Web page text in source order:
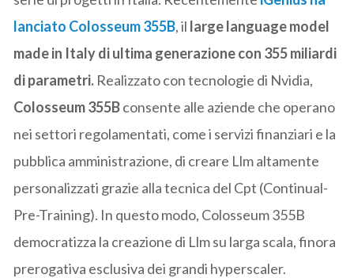
lanciato Colosseum 355B, il large language model
made in Italy di ultima generazione con 355 miliardi
di parametri. Realizzato con tecnologie di Nvidia,
Colosseum 355Bconsente alle aziende che operano
nei settori regolamentati, come i servizi finanziari e la
pubblica amministrazione, di creare Llm altamente
personalizzati grazie alla tecnica del Cpt (Continual-
Pre-Training). In questo modo, Colosseum 355B
democratizza la creazione di Llm su larga scala, finora
prerogativa esclusiva dei grandi hyperscaler.